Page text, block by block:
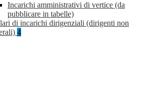
Incarichi amministrativi di vertice (da
pubblicare in tabelle)
di incarichi dirigenziali (dirigenti non
4